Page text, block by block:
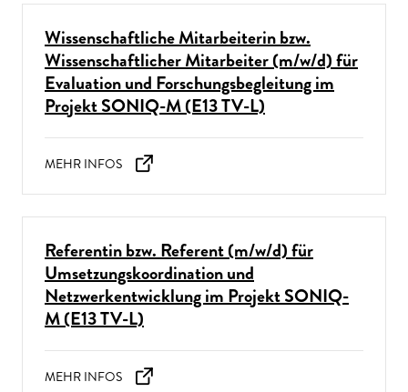
Wissenschaftliche Mitarbeiterin bzw.
Wissenschaftlicher Mitarbeiter (m/w/d) für
Evaluation und Forschungsbegleitung im
Projekt SONIQ-M (E13 TV-L)
Referentin bzw. Referent (m/w/d) für
Umsetzungskoordination und
Netzwerkentwicklung im Projekt SONIQ-
M (E13 TV-L)